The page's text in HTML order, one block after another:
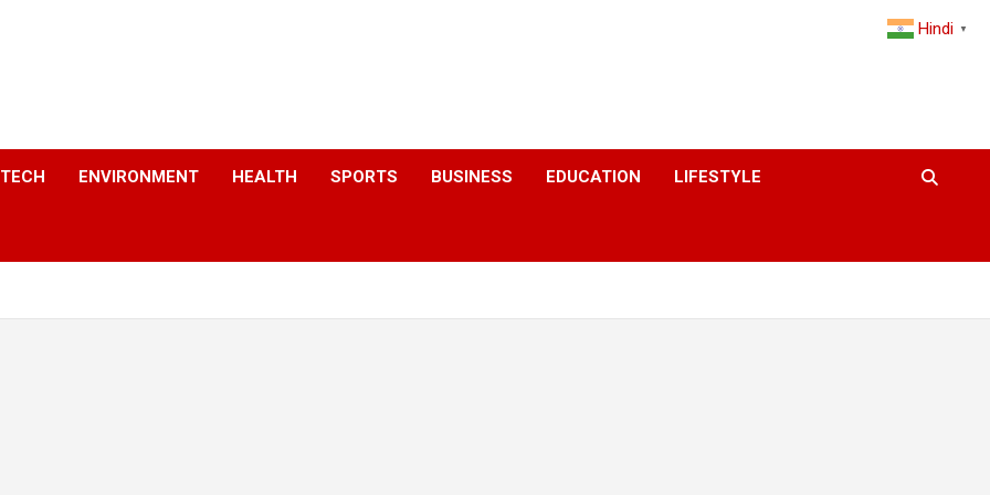
TECH ENVIRONMENT HEALTH SPORTS BUSINESS EDUCATION LIFESTYLE
Hindi ▼